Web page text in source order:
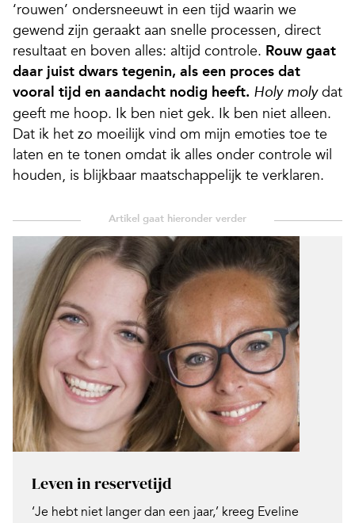
‘rouwen’ ondersneeuwt in een tijd waarin we
gewend zijn geraakt aan snelle processen, direct
resultaat en boven alles: altijd controle. Rouw gaat
daar juist dwars tegenin, als een proces dat
vooral tijd en aandacht nodig heeft. Holy molydat
geeft me hoop. Ik ben niet gek. Ik ben niet alleen.
Dat ik het zo moeilijk vind om mijn emoties toe te
laten en te tonen omdat ik alles onder controle wil
houden, is blijkbaar maatschappelijk te verklaren.
Leven in reservetijd
‘Je hebt niet langer dan een jaar,’ kreeg Eveline